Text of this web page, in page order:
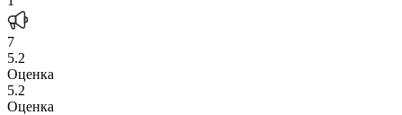
7
5.2
Оценка
5.2
Оценка